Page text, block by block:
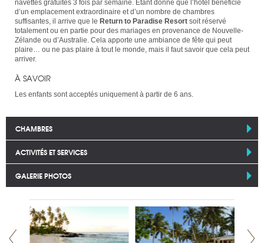
navettes gratuites 3 fois par semaine. Etant donné que l’hôtel bénéficie
d’un emplacement extraordinaire et d’un nombre de chambres
suffisantes, il arrive que le Return to Paradise Resort soit réservé
totalement ou en partie pour des mariages en provenance de Nouvelle-
Zélande ou d’Australie. Cela apporte une ambiance de fête qui peut
plaire… ou ne pas plaire à tout le monde, mais il faut savoir que cela peut
arriver.
À SAVOIR
Les enfants sont acceptés uniquement à partir de 6 ans.
CHAMBRES
ACTIVITÉS ET SERVICES
GALERIE PHOTOS